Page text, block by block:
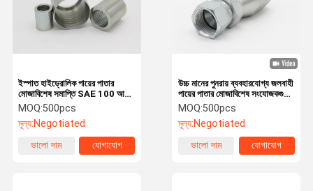
ইস্পাত হাইড্রোলিক পায়ের পাতার
মোজাবিশেষ সমাপ্তি SAE 100 আর
2 এটি / এন 853 2 এসএন
(00210)
MOQ:500pcs
মূল্য:Negotiated
ভালো দাম
যোগাযোগ
উচ্চ মানের পুনরায় ব্যবহারযোগ্য জলবাহী
পায়ের পাতার মোজাবিশেষ সংযোজকগুলি
জেআইসি মহিলা থ্রেডের সাথে মানানসই
MOQ:500pcs
মূল্য:Negotiated
ভালো দাম
যোগাযোগ